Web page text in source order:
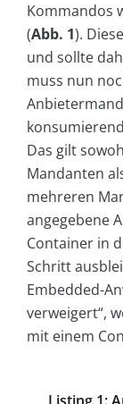
Kommandos
(Abb. 1).
und sollte
muss nun
Das gilt
Mandanten
mehreren
angegebene
Container in
Schritt
Embedded-
verweigert“,
mit einem